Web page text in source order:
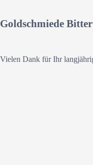
Goldschmiede
Vielen Dank für Ihr